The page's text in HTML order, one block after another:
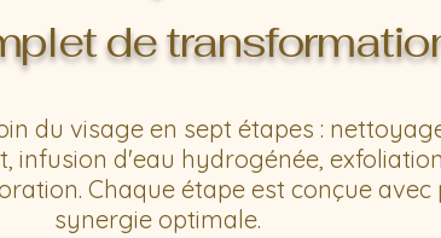
de
du visage en sept étapes :
infusion d'eau hydrogénée,
Chaque étape est conçue
synergie optimale.